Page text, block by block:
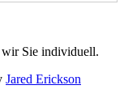
Jared Erickson